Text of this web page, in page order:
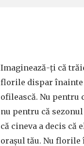
Imaginează-ți că
florile dispar înainte
ofilească. Nu pentru
nu pentru că
că cineva a decis că
orașul tău. Nu